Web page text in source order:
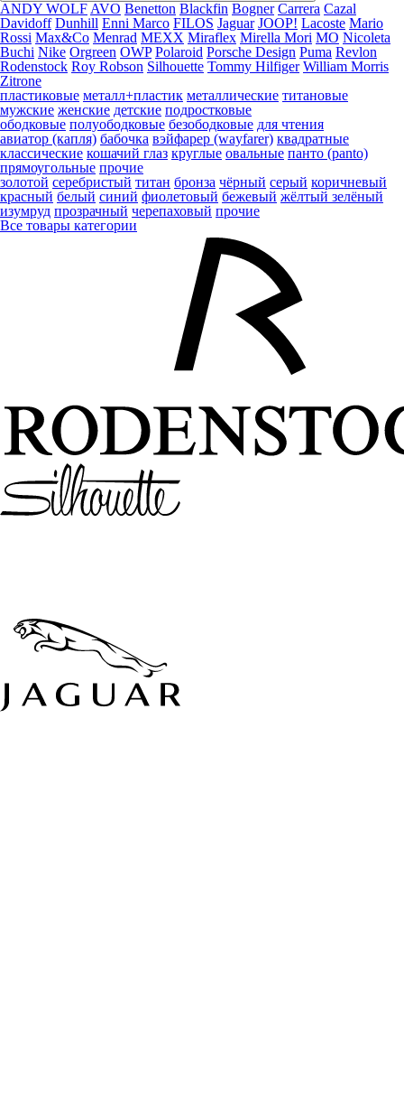
ANDY WOLF AVO Benetton Blackfin Bogner Carrera Cazal
Davidoff Dunhill Enni Marco FILOS Jaguar JOOP! Lacoste Mario
Rossi Max&Co Menrad MEXX Miraflex Mirella Mori MO Nicoleta
Buchi Nike Orgreen OWP Polaroid Porsche Design Puma Revlon
Rodenstock Roy Robson Silhouette Tommy Hilfiger William Morris
Zitrone
пластиковые металл+пластик металлические титановые
мужские женские детские подростковые
ободковые полуободковые безободковые для чтения
авиатор (капля) бабочка вэйфарер (wayfarer) квадратные
классические кошачий глаз круглые овальные панто (panto)
прямоугольные прочие
золотой серебристый титан бронза чёрный серый коричневый
красный белый синий фиолетовый бежевый жёлтый зелёный
изумруд прозрачный черепаховый прочие
Все товары категории